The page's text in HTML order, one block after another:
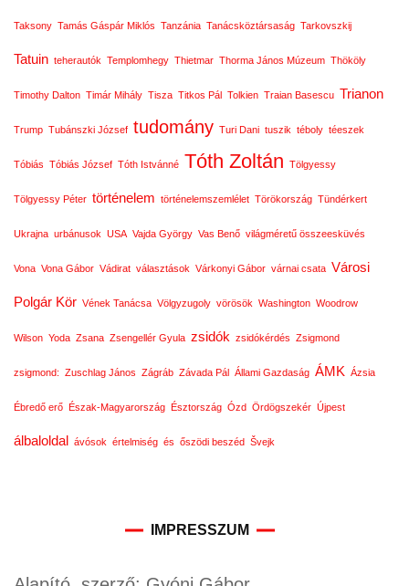
Taksony Tamás Gáspár Miklós Tanzánia Tanácsköztársaság Tarkovszkij
Tatuin teherautók Templomhegy Thietmar Thorma János Múzeum Thököly
Timothy Dalton Timár Mihály Tisza Titkos Pál Tolkien Traian Basescu Trianon
Trump Tubánszki József tudomány Turi Dani tuszik téboly téeszek
Tóbiás Tóbiás József Tóth Istvánné Tóth Zoltán Tölgyessy
Tölgyessy Péter történelem történelemszemlélet Törökország Tündérkert
Ukrajna urbánusok USA Vajda György Vas Benő világméretű összeesküvés
Vona Vona Gábor Vádirat választások Várkonyi Gábor várnai csata Városi
Polgár Kör Vének Tanácsa Völgyzugoly vörösök Washington Woodrow
Wilson Yoda Zsana Zsengellér Gyula zsidók zsidókérdés Zsigmond
zsigmond: Zuschlag János Zágráb Závada Pál Állami Gazdaság ÁMK Ázsia
Ébredő erő Észak-Magyarország Észtország Ózd Ördögszekér Újpest
álbaloldal ávósok értelmiség és őszödi beszéd Švejk
IMPRESSZUM